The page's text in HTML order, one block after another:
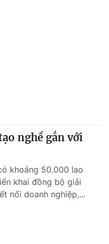
nghề gắn với
khoảng 50.000 lao
khai đồng bộ giải
nối doanh nghiệp,...